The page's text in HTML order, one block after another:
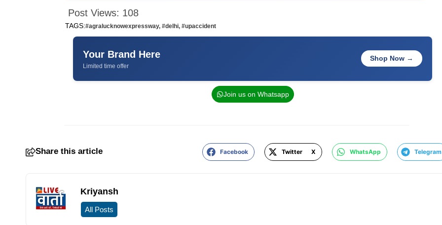
Post Views: 108
TAGS:#agralucknowexpressway, #delhi, #upaccident
Your Brand Here
Limited time offer
Shop Now →
Join us on Whatsapp
Share this article Facebook Twitter X WhatsApp Telegram
Kriyansh
All Posts